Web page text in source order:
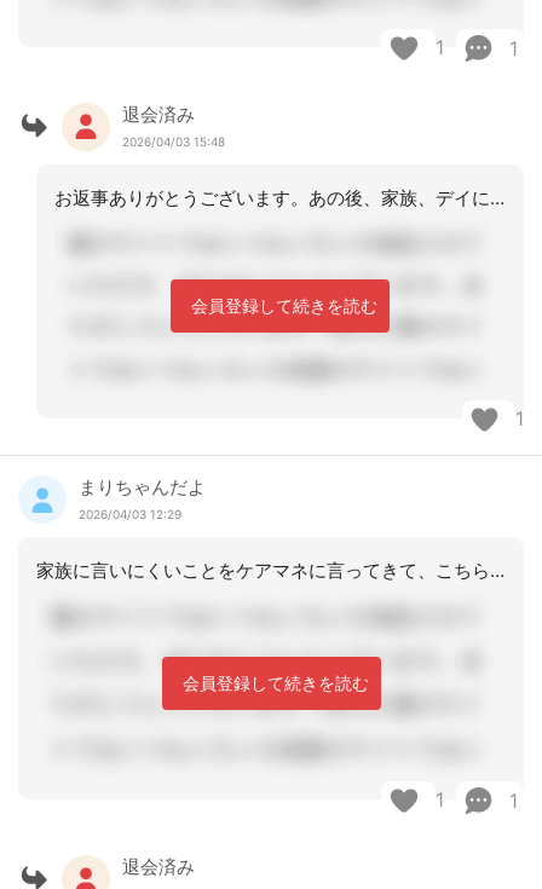
1 1
退会済み
2026/04/03 15:48
お返事ありがとうございます。あの後、家族、デイにもお話をしました。解決しました。
会員登録して続きを読む
1
まりちゃんだよ
2026/04/03 12:29
家族に言いにくいことをケアマネに言ってきて、こちらから伝えてくれというのはデイだ
会員登録して続きを読む
1 1
退会済み